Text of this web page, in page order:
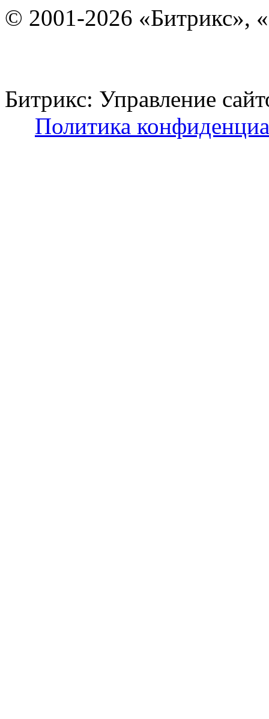
© 2001-2026 «Битрикс»,
Битрикс: Управление
Политика